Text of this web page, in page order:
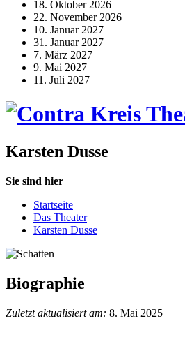
18. Oktober 2026
22. November 2026
10. Januar 2027
31. Januar 2027
7. März 2027
9. Mai 2027
11. Juli 2027
Karsten Dusse
Sie sind hier
Startseite
Das Theater
Karsten Dusse
Biographie
Zuletzt aktualisiert am: 8. Mai 2025